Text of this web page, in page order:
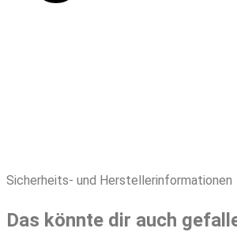
Sicherheits- und Herstellerinformationen
Das könnte dir auch